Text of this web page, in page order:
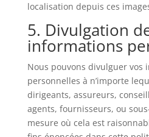
localisation depuis ces
5. Divulgation
informations
Nous pouvons divulguer vos
personnelles à n’importe
dirigeants, assureurs,
agents, fournisseurs, ou
mesure où cela est